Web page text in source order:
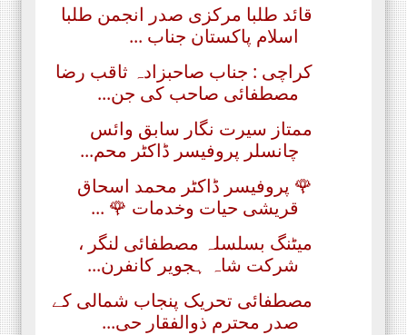
قائد طلبا مرکزی صدر انجمن طلبا
اسلام پاکستان جناب ...
کراچی : جناب صاحبزادہ ثاقب رضا
مصطفائی صاحب کی جن...
ممتاز سیرت نگار سابق وائس
چانسلر پروفیسر ڈاکٹر محم...
🌹 پروفیسر ڈاکٹر محمد اسحاق
قریشی حیات وخدمات 🌹 ...
میٹنگ بسلسلہ مصطفائی لنگر ،
شرکت شاہ ہجویر کانفرن...
مصطفائی تحریک پنجاب شمالی کے
صدر محترم ذوالفقار حی...